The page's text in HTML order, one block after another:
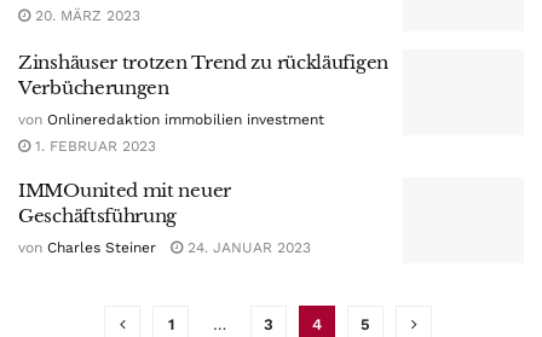
20. MÄRZ 2023
Zinshäuser trotzen Trend zu rückläufigen
Verbücherungen
von Onlineredaktion immobilien investment
1. FEBRUAR 2023
IMMOunited mit neuer
Geschäftsführung
von Charles Steiner 24. JANUAR 2023
1 … 3 4 5